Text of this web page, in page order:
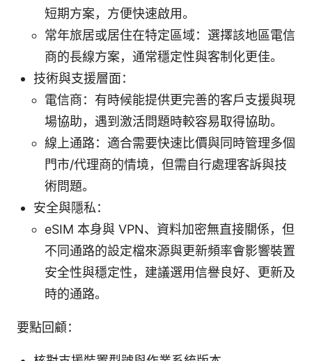
短期方案，方便快速啟用。
常年旅居或居住在特定區域：選擇該地區電信
商的長線方案，通常穩定性與客制化更佳。
技術與支援層面：
電信商：有時候能提供更完善的客戶支援與現
場協助，遇到激活問題時較容易取得協助。
線上通路：適合需要快速比價與同時管理多個
門市/代理商的情境，但需自行處理客訴與技
術問題。
安全與隱私：
eSIM 本身與 VPN、資料加密無直接關係，但
不同通路的設定檔來源與更新頻率會影響裝置
安全性與穩定性，建議選用信譽良好、更新及
時的通路。
要點回顧：